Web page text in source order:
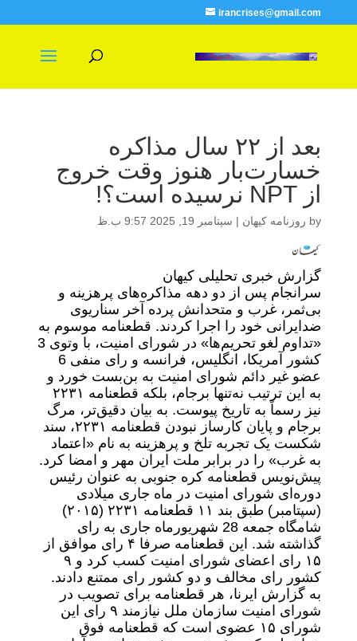
irancrises@gmail.com
بعد از ۲۲ سال مذاکره
خسارت‌بار هنوز وقت خروج
از NPT نرسیده است؟!
by روزنامه کیهان | سپتامبر 19, 2025 9:57 ب.ظ
گزارش خبری تحلیلی کیهان
سرانجام پس از دو دهه مذاکره‌های پرهزینه و
بی‌ثمر، غرب و متحدانش پرده آخر سناریوی
ضدایرانی خود را اجرا کردند. قطعنامه موسوم به
«تداوم لغو تحریم‌ها» در شورای امنیت، با وتوی 3
کشور آمریکا، انگلیس، فرانسه و رای منفی 6
عضو غیر دائم شورای امنیت به بن‌بست خورد و
به این ترتیب نه‌تنها برجام، بلکه قطعنامه ۲۲۳۱
نیز رسماً به تاریخ پیوست. به بیان دقیق‌تر، مرگ
برجام و پایان کارساز نبودن قطعنامه ۲۲۳۱، سند
شکست یک تجربه تلخ و پرهزینه به نام «اعتماد
به غرب» را در برابر ملت ایران مهر و امضا کرد.
پیش‌نویس قطعنامه کره جنوبی به عنوان رئیس
دوره‌ای شورای امنیت در ماه جاری میلادی
(سپتامبر) طبق بند ۱۱ قطعنامه ۲۲۳۱ (۲۰۱۵)
شامگاه جمعه 28 شهریورماه جاری به رای
گذاشته شد. این قطعنامه صرفا ۴ رای موافق از
۱۵ رای اعضای شورای امنیت کسب کرد و ۹
کشور رای مخالف و دو کشور رای ممتنع دادند.
به گزارش ایرنا، هر قطعنامه برای تصویب در
شورای امنیت سازمان ملل نیازمند ۹ رای این
شورای ۱۵ عضوی است که قطعنامه فوق